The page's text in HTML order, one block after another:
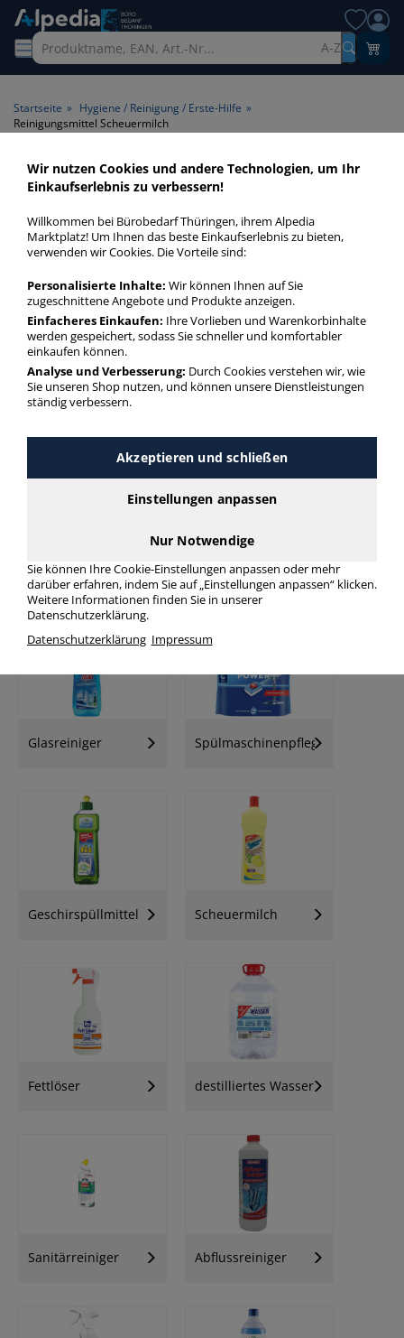
A-Z
Startseite » Hygiene / Reinigung / Erste-Hilfe »
Reinigungsmittel Scheuermilch
Reinigungsmittel
Scheuermilch > Produktart
Scheuermilch
Reinigungsmittel Scheuermilch in bester Qualität zum
günstigen Preis. Finden Sie schnell Reinigungsmittel
Scheuermilch mit unserer Filter-Funktion.
Reinigungsmittel Scheuermilch
mehr Infos zur Kategorie
Waschmittel /
Weichspüler
Allzweckreiniger
Glasreiniger Spülmaschinenpflege
Geschirspüllmittel Scheuermilch
Fettlöser destilliertes Wasser
Sanitärreiniger Abflussreiniger
Wir nutzen Cookies und andere Technologien, um Ihr
Einkaufserlebnis zu verbessern!
Willkommen bei Bürobedarf Thüringen, ihrem Alpedia
Marktplatz! Um Ihnen das beste Einkaufserlebnis zu bieten,
verwenden wir Cookies. Die Vorteile sind:
Personalisierte Inhalte: Wir können Ihnen auf Sie
zugeschnittene Angebote und Produkte anzeigen.
Einfacheres Einkaufen: Ihre Vorlieben und Warenkorbinhalte
werden gespeichert, sodass Sie schneller und komfortabler
einkaufen können.
Analyse und Verbesserung: Durch Cookies verstehen wir, wie
Sie unseren Shop nutzen, und können unsere Dienstleistungen
ständig verbessern.
Akzeptieren und schließen
Einstellungen anpassen
Nur Notwendige
Sie können Ihre Cookie-Einstellungen anpassen oder mehr
darüber erfahren, indem Sie auf „Einstellungen anpassen“ klicken.
Weitere Informationen finden Sie in unserer
Datenschutzerklärung.
Datenschutzerklärung Impressum